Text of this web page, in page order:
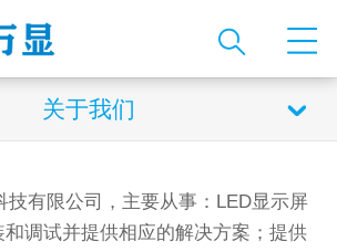
关于我们
有限公司，主要从事：LED显示屏
调试并提供相应的解决方案；提供